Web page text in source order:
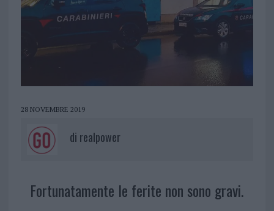
28 NOVEMBRE 2019
di realpower
Fortunatamente le ferite non sono gravi.